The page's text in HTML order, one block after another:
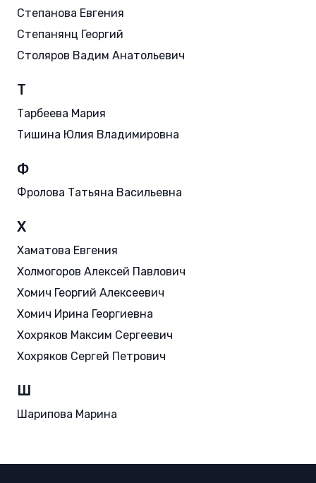
Степанова Евгения
Степанянц Георгий
Столяров Вадим Анатольевич
Т
Тарбеева Мария
Тишина Юлия Владимировна
Ф
Фролова Татьяна Васильевна
Х
Хаматова Евгения
Холмогоров Алексей Павлович
Хомич Георгий Алексеевич
Хомич Ирина Георгиевна
Хохряков Максим Сергеевич
Хохряков Сергей Петрович
Ш
Шарипова Марина